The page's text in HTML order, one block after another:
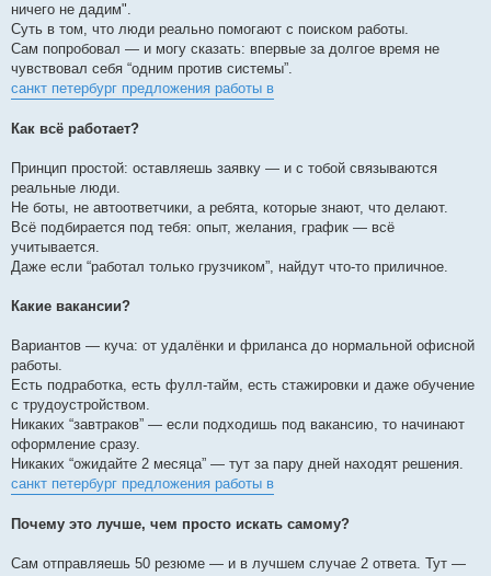
ничего не дадим".
Суть в том, что люди реально помогают с поиском работы.
Сам попробовал — и могу сказать: впервые за долгое время не
чувствовал себя “одним против системы”.
санкт петербург предложения работы в
Как всё работает?
Принцип простой: оставляешь заявку — и с тобой связываются
реальные люди.
Не боты, не автоответчики, а ребята, которые знают, что делают.
Всё подбирается под тебя: опыт, желания, график — всё
учитывается.
Даже если “работал только грузчиком”, найдут что-то приличное.
Какие вакансии?
Вариантов — куча: от удалёнки и фриланса до нормальной офисной
работы.
Есть подработка, есть фулл-тайм, есть стажировки и даже обучение
с трудоустройством.
Никаких “завтраков” — если подходишь под вакансию, то начинают
оформление сразу.
Никаких “ожидайте 2 месяца” — тут за пару дней находят решения.
санкт петербург предложения работы в
Почему это лучше, чем просто искать самому?
Сам отправляешь 50 резюме — и в лучшем случае 2 ответа. Тут —